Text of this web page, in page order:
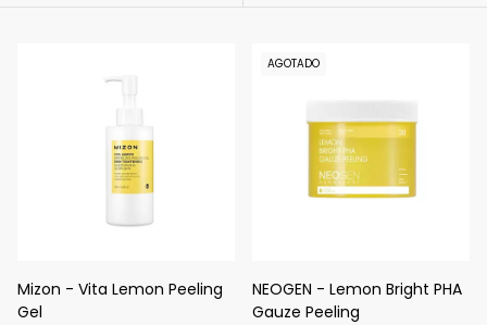
Mizon - Vita Lemon Peeling
Gel
AGOTADO
NEOGEN - Lemon Bright PHA
Gauze Peeling